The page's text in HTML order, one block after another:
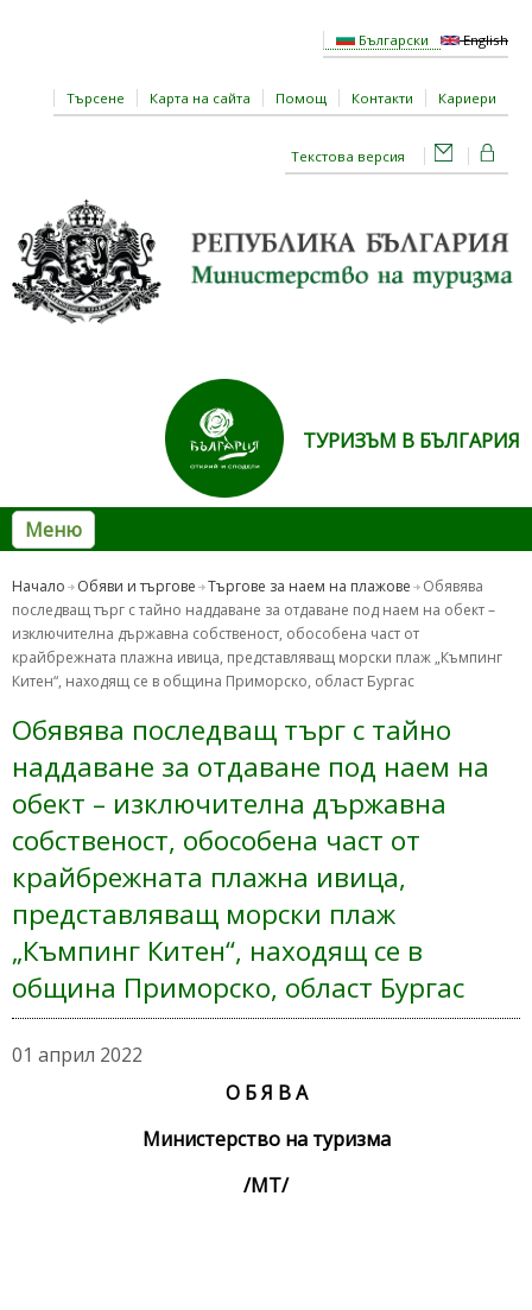
Български English
Търсене Карта на сайта Помощ Контакти Кариери
Текстова версия
ТУРИЗЪМ В БЪЛГАРИЯ
Меню
Начало Обяви и търгове Търгове за наем на плажове
Обявява
последващ търг с тайно наддаване за отдаване под наем на обект –
изключителна държавна собственост, обособена част от
крайбрежната плажна ивица, представляващ морски плаж „Къмпинг
Китен“, находящ се в община Приморско, област Бургас
Обявява последващ търг с тайно
наддаване за отдаване под наем на
обект – изключителна държавна
собственост, обособена част от
крайбрежната плажна ивица,
представляващ морски плаж
„Къмпинг Китен“, находящ се в
община Приморско, област Бургас
01 април 2022
О Б Я В А
Министерство на туризма
/МТ/